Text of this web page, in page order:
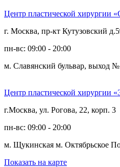
Центр пластической хирургии
г. Москва, пр-кт Кутузовский
пн-вс: 09:00 - 20:00
м. Славянский бульвар, выход №
Центр пластической хирургии
г.Москва, ул. Рогова, 22, корп. 3
пн-вс: 09:00 - 20:00
м. Щукинская м. Октябрьское
Показать на карте